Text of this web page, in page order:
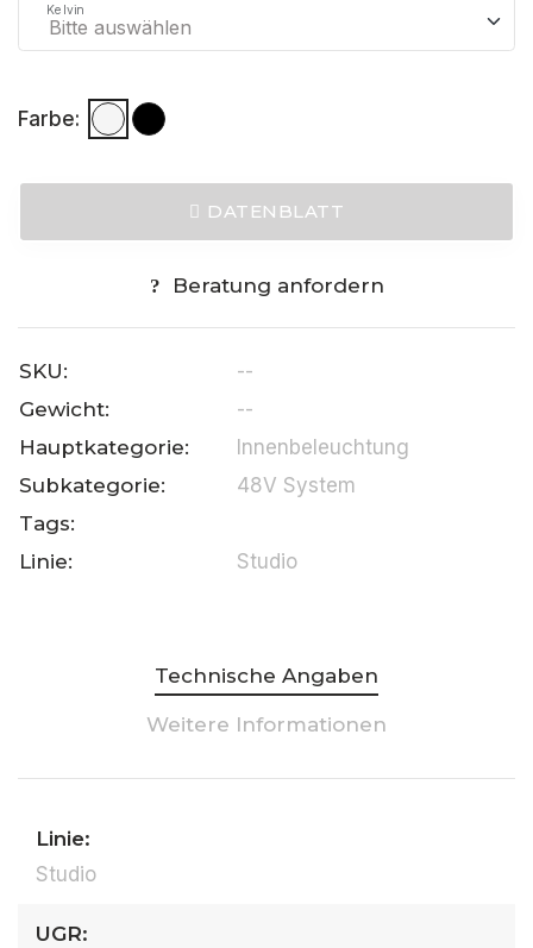
Kelvin
Farbe:
DATENBLATT
Beratung anfordern
SKU:
--
Gewicht:
--
Hauptkategorie:
Innenbeleuchtung
Subkategorie:
48V System
Tags:
Linie:
Studio
Technische Angaben
Weitere Informationen
Linie:
Studio
UGR: